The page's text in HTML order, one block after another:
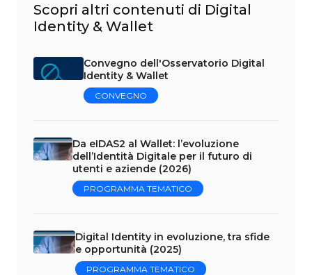
Scopri altri contenuti di Digital
Identity & Wallet
Convegno dell'Osservatorio Digital
Identity & Wallet
CONVEGNO
Da eIDAS2 al Wallet: l’evoluzione
dell’Identità Digitale per il futuro di
utenti e aziende (2026)
PROGRAMMA TEMATICO
Digital Identity in evoluzione, tra sfide
e opportunità (2025)
PROGRAMMA TEMATICO